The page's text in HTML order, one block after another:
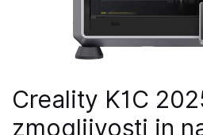
Creality K1C
zmogljivosti in